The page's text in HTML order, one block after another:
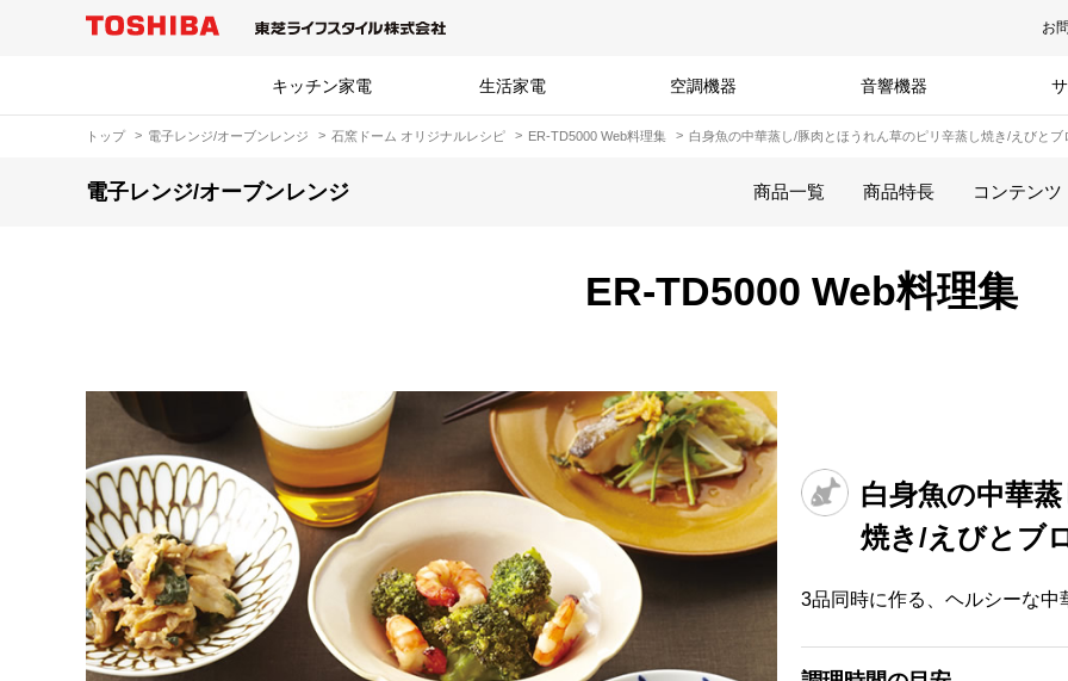
お
キッチン家電 生活家電 空調機器 音響機器
トップ 電子レンジ/オーブンレンジ 石窯ドーム オリジナルレシピ ER-TD5000 Web料理集 白身魚の中華蒸し/豚肉とほうれん草のピリ辛蒸し焼き/えびとブ
電子レンジ/オーブンレンジ 商品一覧 商品特長 コンテンツ
ER-TD5000 Web料理集
白身魚の中華
焼き/えびとブ
3品同時に作る、ヘルシーな中